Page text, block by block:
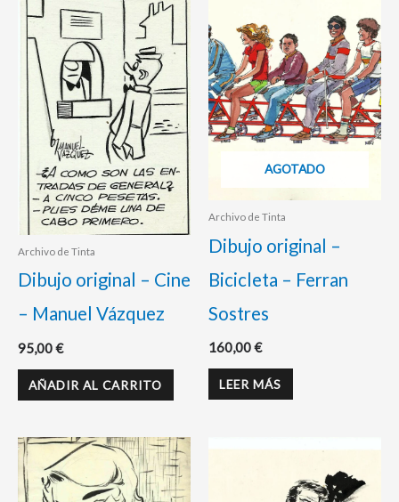
Archivo de Tinta
Dibujo original – Cine
– Manuel Vázquez
95,00€
AÑADIR AL CARRITO
AGOTADO
Archivo de Tinta
Dibujo original –
Bicicleta – Ferran
Sostres
160,00€
LEER MÁS